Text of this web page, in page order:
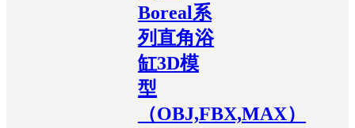
Boreal系
列直角浴
缸3D模
型
（OBJ,FBX,MAX）